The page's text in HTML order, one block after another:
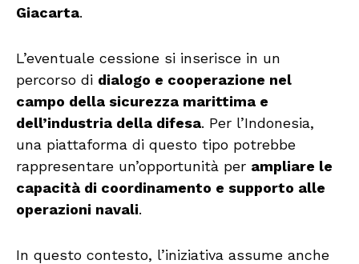
Giacarta.
L’eventuale cessione si inserisce in un
percorso di dialogo e cooperazione nel
campo della sicurezza marittima e
dell’industria della difesa. Per l’Indonesia,
una piattaforma di questo tipo potrebbe
rappresentare un’opportunità per ampliare le
capacità di coordinamento e supporto alle
operazioni navali.
In questo contesto, l’iniziativa assume anche